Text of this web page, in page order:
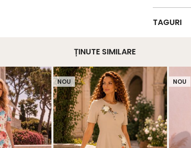
TAGURI
ȚINUTE SIMILARE
NOU NOU